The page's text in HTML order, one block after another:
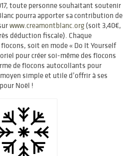
toute personne souhaitant soutenir
pourra apporter sa contribution de
www.creamontblanc.org (soit 3,40€,
déduction fiscale). Chaque
soit en mode « Do It Yourself
pour créer soi-même des flocons
de flocons autocollants pour
simple et utile d’offrir à ses
Noël !